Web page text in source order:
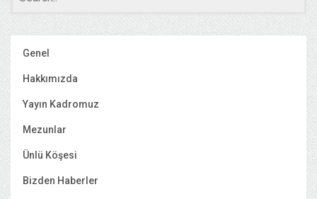
Genel
Hakkımızda
Yayın Kadromuz
Mezunlar
Ünlü Köşesi
Bizden Haberler